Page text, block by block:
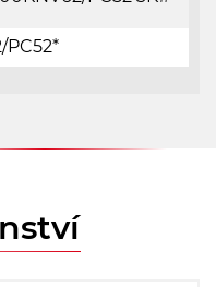
PC52*